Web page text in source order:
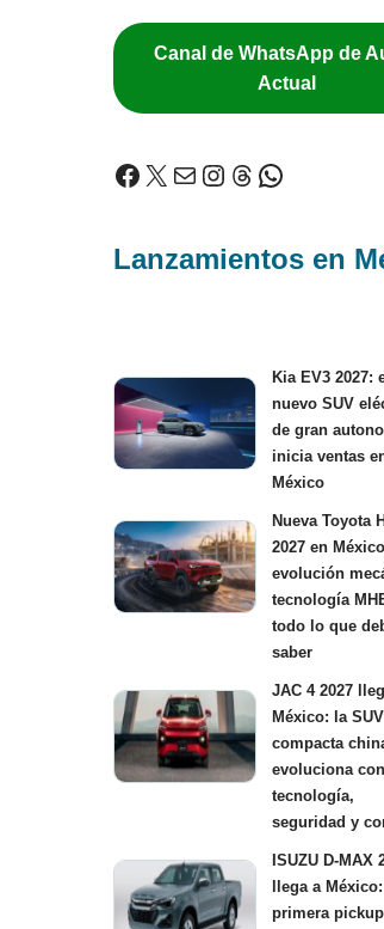
Canal de WhatsApp de
Actual
Lanzamientos en
Kia EV3 2027:
nuevo SUV
de gran
inicia ventas
México
Nueva Toyota
2027 en
evolución
tecnología
todo lo que
saber
JAC 4 2027
México: la SUV
compacta
evoluciona
tecnología,
seguridad y
ISUZU D-MAX
llega a
primera